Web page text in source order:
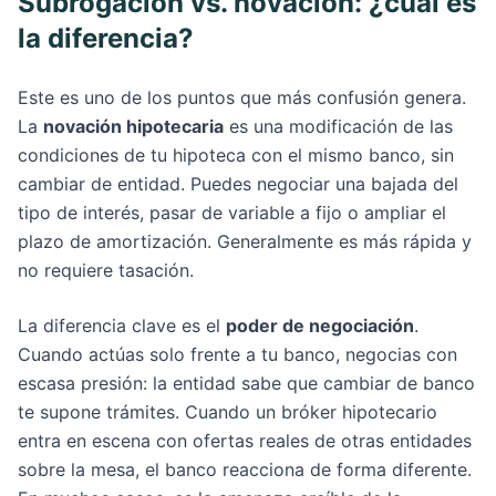
la diferencia?
Este es uno de los puntos que más confusión genera.
La novación hipotecaria es una modificación de las
condiciones de tu hipoteca con el mismo banco, sin
cambiar de entidad. Puedes negociar una bajada del
tipo de interés, pasar de variable a fijo o ampliar el
plazo de amortización. Generalmente es más rápida y
no requiere tasación.
La diferencia clave es el poder de negociación.
Cuando actúas solo frente a tu banco, negocias con
escasa presión: la entidad sabe que cambiar de banco
te supone trámites. Cuando un bróker hipotecario
entra en escena con ofertas reales de otras entidades
sobre la mesa, el banco reacciona de forma diferente.